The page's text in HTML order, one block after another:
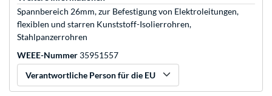
Spannbereich 26mm, zur Befestigung von Elektroleitungen,
flexiblen und starren Kunststoff-Isolierrohren,
Stahlpanzerrohren
WEEE-Nummer 35951557
Verantwortliche Person für die EU